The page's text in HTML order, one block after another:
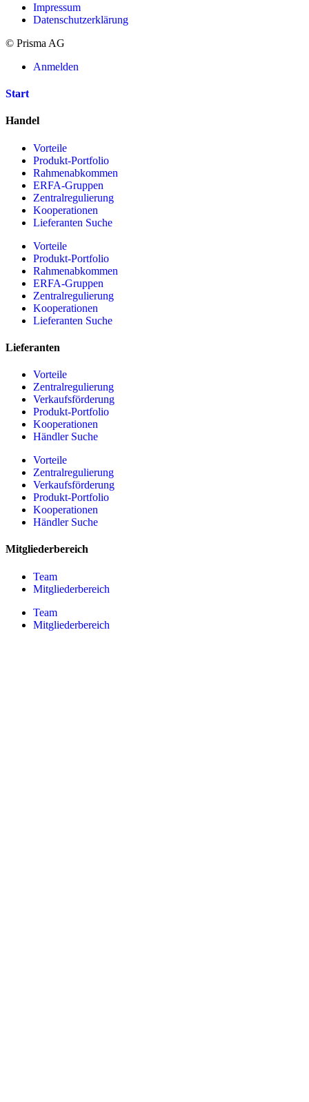
Impressum
Datenschutzerklärung
© Prisma AG
Anmelden
Start
Handel
Vorteile
Produkt-Portfolio
Rahmenabkommen
ERFA-Gruppen
Zentralregulierung
Kooperationen
Lieferanten Suche
Vorteile
Produkt-Portfolio
Rahmenabkommen
ERFA-Gruppen
Zentralregulierung
Kooperationen
Lieferanten Suche
Lieferanten
Vorteile
Zentralregulierung
Verkaufsförderung
Produkt-Portfolio
Kooperationen
Händler Suche
Vorteile
Zentralregulierung
Verkaufsförderung
Produkt-Portfolio
Kooperationen
Händler Suche
Mitgliederbereich
Team
Mitgliederbereich
Team
Mitgliederbereich